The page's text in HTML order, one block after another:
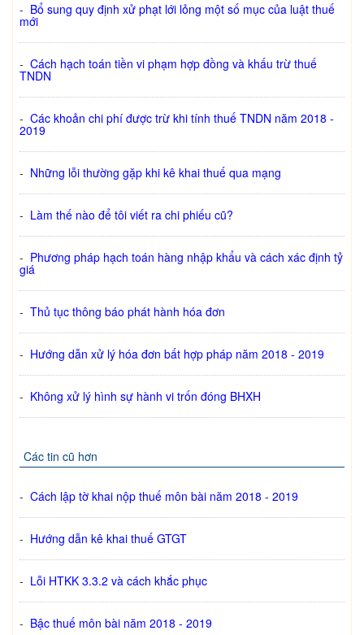
- Bổ sung quy định xử phạt lới lỏng một số mục của luật thuế
mới
- Cách hạch toán tiền vi phạm hợp đồng và khấu trừ thuế
TNDN
- Các khoản chi phí được trừ khi tính thuế TNDN năm 2018 -
2019
- Những lỗi thường gặp khi kê khai thuế qua mạng
- Làm thế nào để tôi viết ra chi phiếu cũ?
- Phương pháp hạch toán hàng nhập khẩu và cách xác định tỷ
giá
- Thủ tục thông báo phát hành hóa đơn
- Hướng dẫn xử lý hóa đơn bất hợp pháp năm 2018 - 2019
- Không xử lý hình sự hành vi trốn đóng BHXH
Các tin cũ hơn
- Cách lập tờ khai nộp thuế môn bài năm 2018 - 2019
- Hướng dẫn kê khai thuế GTGT
- Lỗi HTKK 3.3.2 và cách khắc phục
- Bậc thuế môn bài năm 2018 - 2019